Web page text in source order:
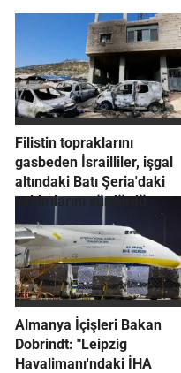
Filistin topraklarını
gasbeden İsrailliler, işgal
altındaki Batı Şeria'daki
saldırılarını sürdürdü
Almanya İçişleri Bakan
Dobrindt: "Leipzig
Havalimanı'ndaki İHA